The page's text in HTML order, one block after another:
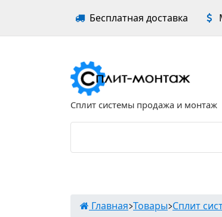
содержимому
Бесплатная доставка
Сплит системы продажа и монтаж
Главная>Товары>Сплит